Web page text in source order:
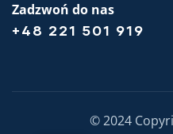
Zadzwoń do nas
+48 221 501 919
© 2024